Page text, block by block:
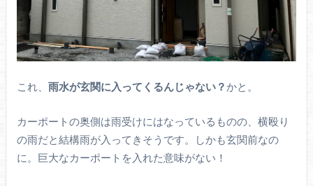
これ、 雨水が玄関に入ってくるんじゃない？ かと。
カーポートの奥側は雨受けにはなっているものの、横殴り
の雨だと結構雨が入ってきそうです。しかも玄関前なの
に。巨大なカーポートを入れた意味がない！